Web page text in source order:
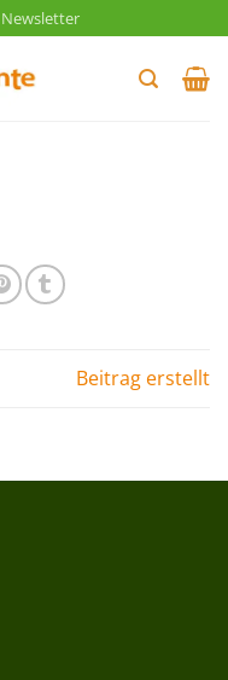
Newsletter
Beitrag erstellt